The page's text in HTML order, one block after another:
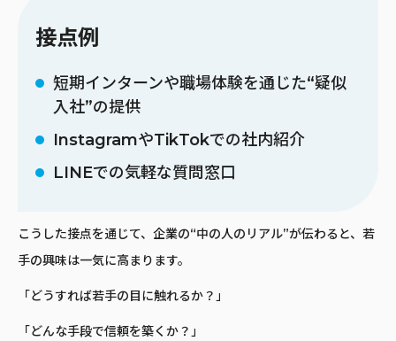
接点例
短期インターンや職場体験を通じた“疑似
入社”の提供
InstagramやTikTokでの社内紹介
LINEでの気軽な質問窓口
こうした接点を通じて、企業の“中の人のリアル”が伝わると、若
手の興味は一気に高まります。
「どうすれば若手の目に触れるか？」
「どんな手段で信頼を築くか？」